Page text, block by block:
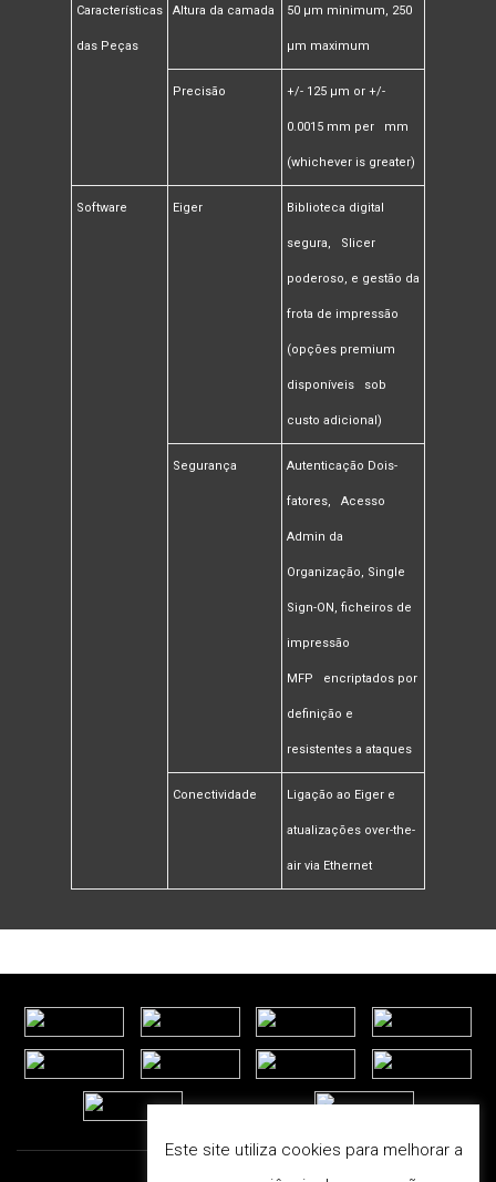
Características
das Peças
Altura da camada 50 μm minimum, 250
µm maximum
Precisão +/- 125 µm or +/-
0.0015 mm per mm
(whichever is greater)
Software Eiger Biblioteca digital
segura, Slicer
poderoso, e gestão da
frota de impressão
(opções premium
disponíveis sob
custo adicional)
Segurança Autenticação Dois-
fatores, Acesso
Admin da
Organização, Single
Sign-ON, ficheiros de
impressão
MFP encriptados por
definição e
resistentes a ataques
Conectividade Ligação ao Eiger e
atualizações over-the-
air via Ethernet
Este site utiliza cookies para melhorar a